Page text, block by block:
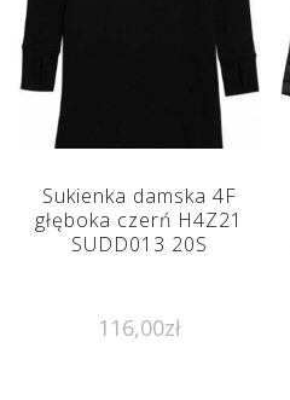
Sukienka damska 4F
głęboka czerń H4Z21
SUDD013 20S
116,00zł